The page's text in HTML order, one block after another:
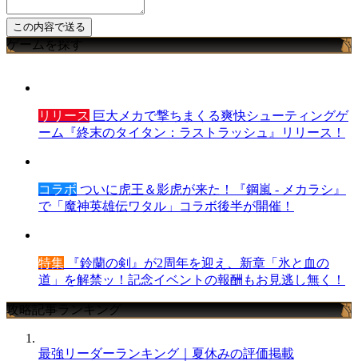
ゲームを探す
リリース 巨大メカで撃ちまくる爽快シューティングゲ
ーム『終末のタイタン：ラストラッシュ』リリース！
コラボ ついに虎王＆影虎が来た！『鋼嵐 - メカラシ』
で「魔神英雄伝ワタル」コラボ後半が開催！
特集 『鈴蘭の剣』が2周年を迎え、新章「氷と血の
道」を解禁ッ！記念イベントの報酬もお見逃し無く！
攻略記事ランキング
最強リーダーランキング｜夏休みの評価掲載